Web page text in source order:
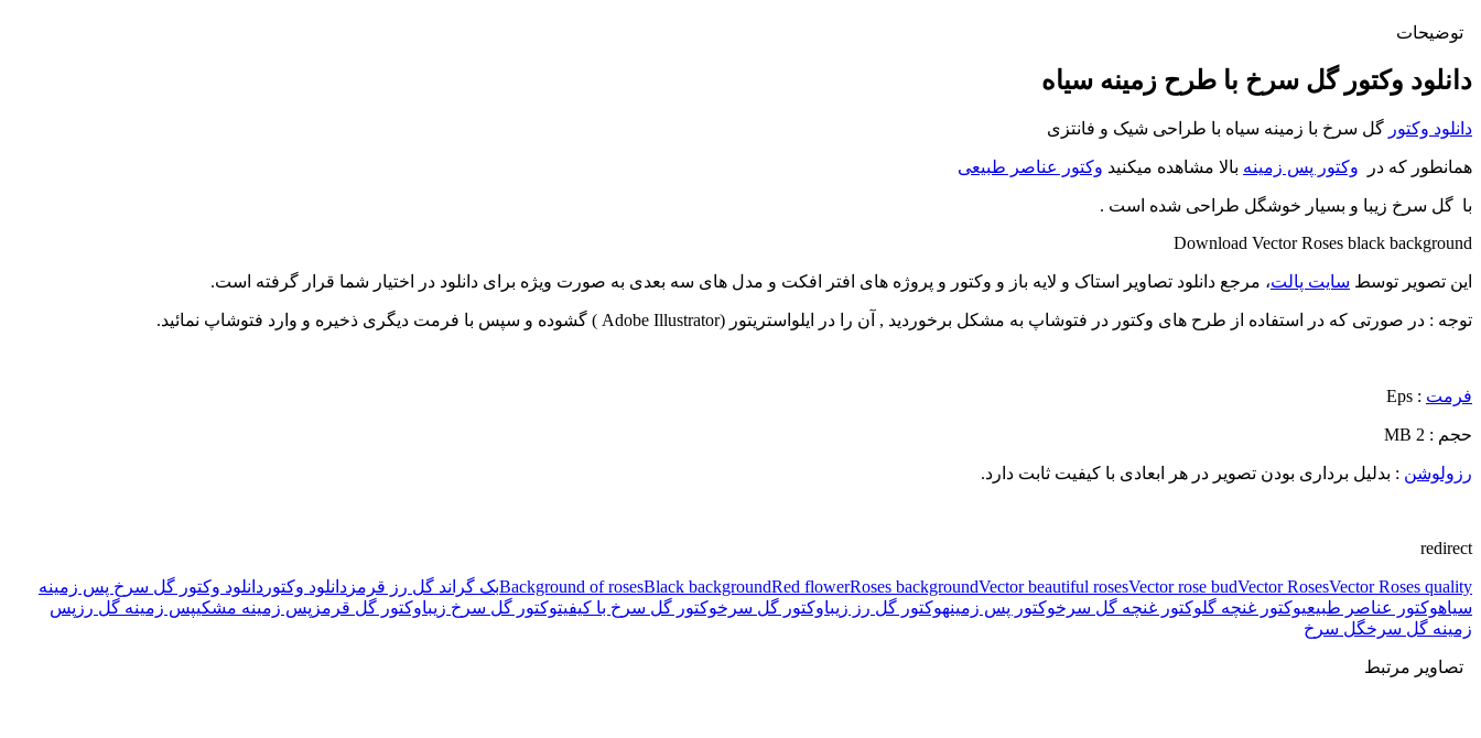
توضیحات
دانلود وکتور گل سرخ با طرح زمینه سیاه
دانلود وکتور گل سرخ با زمینه سیاه با طراحی شیک و فانتزی
همانطور که در وکتور پس زمینه بالا مشاهده میکنید وکتور عناصر طبیعی
با گل سرخ زیبا و بسیار خوشگل طراحی شده است .
Download Vector Roses black background
این تصویر توسط سایت پالت، مرجع دانلود تصاویر استاک و لایه باز و وکتور و پروژه های افتر افکت و مدل های سه بعدی به صورت ویژه برای دانلود در اختیار شما قرار گرفته است.
توجه : در صورتی که در استفاده از طرح های وکتور در فتوشاپ به مشکل برخوردید , آن را در ایلواستریتور (Adobe Illustrator ) گشوده و سپس با فرمت دیگری ذخیره و وارد فتوشاپ نمائید.
فرمت : Eps
حجم : 2 MB
رزولوشن : بدلیل برداری بودن تصویر در هر ابعادی با کیفیت ثابت دارد.
redirect
Background of rosesBlack backgroundRed flowerRoses backgroundVector beautiful rosesVector rose budVector RosesVector Roses quality بک گراند گل رز قرمز دانلود وکتور دانلود وکتور گل سرخ پس زمینه
سیاهوکتور عناصر طبیعیوکتور غنچه گلوکتور غنچه گل سرخوکتور پس زمینهوکتور گل رز زیباوکتور گل سرخوکتور گل سرخ با کیفیتوکتور گل سرخ زیباوکتور گل قرمز پس زمینه مشکیپس زمینه گل رز پس
زمینه گل سرخگل سرخ
تصاویر مرتبط